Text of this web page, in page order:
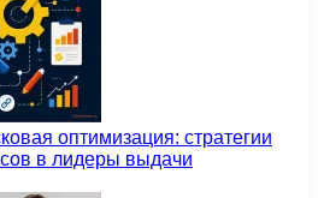
оптимизация: стратегии
в лидеры выдачи